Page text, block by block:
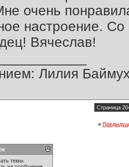
очень
настроение.
Вячеслав!
Лилия
Страница
«
темы